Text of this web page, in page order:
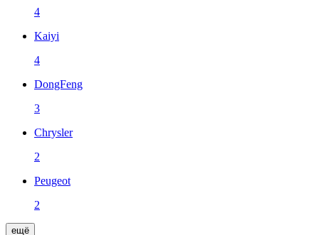
4
Kaiyi
4
DongFeng
3
Chrysler
2
Peugeot
2
ещё